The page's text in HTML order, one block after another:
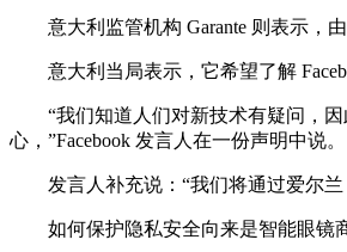
意大利监管机构 Garante 则表示，由
意大利当局表示，它希望了解
“我们知道人们对新技术有疑问，因
心，”Facebook 发言人在一份声明中说。
发言人补充说：“我们将通过爱尔兰
如何保护隐私安全向来是智能眼镜商